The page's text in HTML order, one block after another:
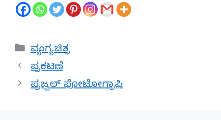
Categories
ವ್ಯಂಗ್ಯ ಚಿತ್ರ
ಪ್ರಕಟಣೆ
ಪ್ರಜ್ವಲ್ ಫೋಟೋಗ್ರಾಫಿ